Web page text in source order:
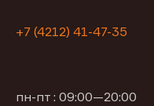
+7 (4212) 41-47-35
пн-пт : 09:00—20:00